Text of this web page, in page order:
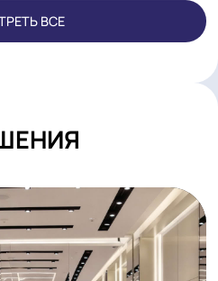
Ярославле
ВСЕ